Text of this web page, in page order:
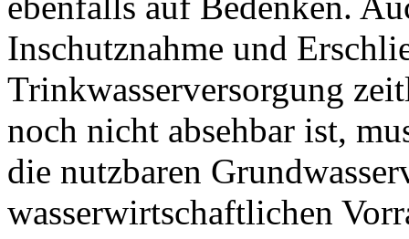
Inschutznahme und
Trinkwasserversorgung
noch nicht absehbar ist,
die nutzbaren
wasserwirtschaftlichen